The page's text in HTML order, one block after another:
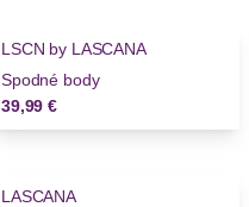
LSCN by LASCANA
Spodné body
39,99 €
LASCANA